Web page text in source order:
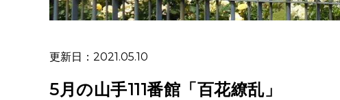
更新日：2021.05.10
5月の山手111番館「百花繚乱」